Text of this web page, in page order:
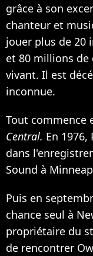
grâce à son
chanteur et
jouer plus de 20
et 80 millions de
vivant. Il est
inconnue.
Tout commence
Central. En
dans
Sound à
Puis en
chance seul à
propriétaire du
de rencontrer